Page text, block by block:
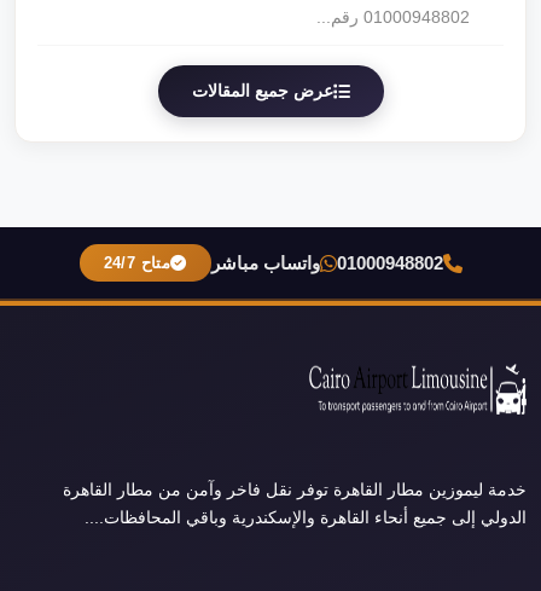
01000948802 رقم...
عرض جميع المقالات
01000948802 واتساب مباشر متاح 24/7
خدمة ليموزين مطار القاهرة توفر نقل فاخر وآمن من مطار القاهرة
الدولي إلى جميع أنحاء القاهرة والإسكندرية وباقي المحافظات....